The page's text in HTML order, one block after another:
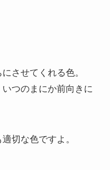
させてくれる色。
つのまにか前向きに
切な色ですよ。